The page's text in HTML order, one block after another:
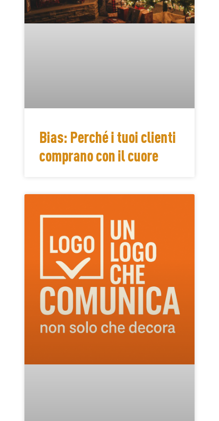
Bias: Perché i tuoi clienti
comprano con il cuore